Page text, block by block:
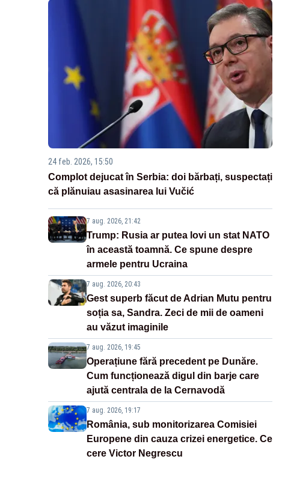
24 feb. 2026, 15:50
Complot dejucat în Serbia: doi bărbați, suspectați
că plănuiau asasinarea lui Vučić
7 aug. 2026, 21:42
Trump: Rusia ar putea lovi un stat NATO
în această toamnă. Ce spune despre
armele pentru Ucraina
7 aug. 2026, 20:43
Gest superb făcut de Adrian Mutu pentru
soția sa, Sandra. Zeci de mii de oameni
au văzut imaginile
7 aug. 2026, 19:45
Operațiune fără precedent pe Dunăre.
Cum funcționează digul din barje care
ajută centrala de la Cernavodă
7 aug. 2026, 19:17
România, sub monitorizarea Comisiei
Europene din cauza crizei energetice. Ce
cere Victor Negrescu